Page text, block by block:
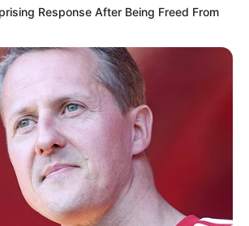
ja endlich auch mal
weitere Kalauer
Impressum & Kontakt
Smartphone Startseite
Response After Being Freed From